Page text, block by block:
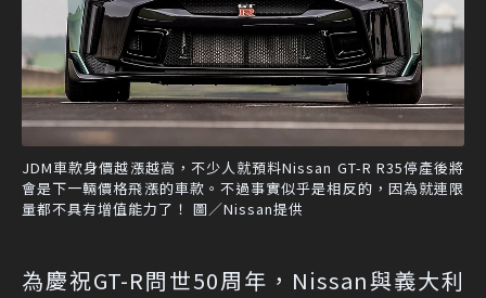
JDM車款身價越漲越高，不少人就預料Nissan GT-R R35停產後將
會是下一輛價格飛漲的車款。不過事實似乎是相反的，因為就連限
量都不具有增值能力了！ 圖／Nissan提供
為慶祝GT-R問世50周年，Nissan與義大利